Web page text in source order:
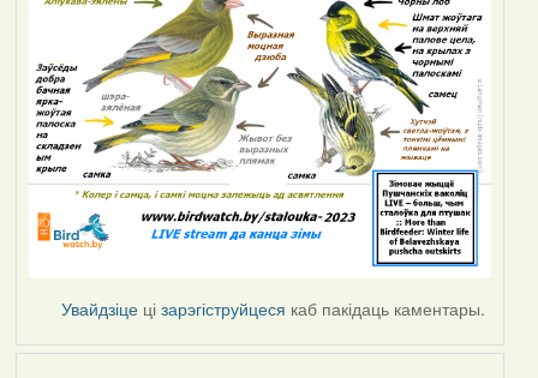
Увайдзіце цізарэгіструйцеся каб пакідаць каментары.